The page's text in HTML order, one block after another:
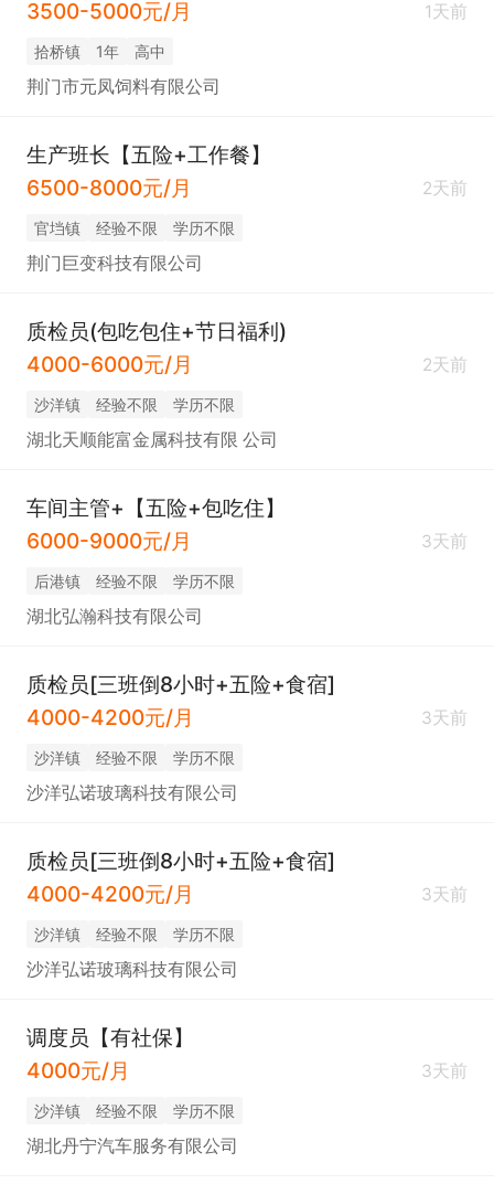
3500-5000元/月 1天前
拾桥镇 1年 高中
荆门市元凤饲料有限公司
生产班长【五险+工作餐】
6500-8000元/月
2天前
官垱镇 经验不限 学历不限
荆门巨变科技有限公司
质检员(包吃包住+节日福利)
4000-6000元/月
2天前
沙洋镇 经验不限 学历不限
湖北天顺能富金属科技有限 公司
车间主管+【五险+包吃住】
6000-9000元/月
3天前
后港镇 经验不限 学历不限
湖北弘瀚科技有限公司
质检员[三班倒8小时+五险+食宿]
4000-4200元/月
3天前
沙洋镇 经验不限 学历不限
沙洋弘诺玻璃科技有限公司
质检员[三班倒8小时+五险+食宿]
4000-4200元/月
3天前
沙洋镇 经验不限 学历不限
沙洋弘诺玻璃科技有限公司
调度员【有社保】
4000元/月
3天前
沙洋镇 经验不限 学历不限
湖北丹宁汽车服务有限公司